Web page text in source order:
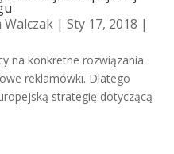
Walczak | Sty 17, 2018 |
na konkretne rozwiązania
reklamówki. Dlatego
strategię dotyczącą